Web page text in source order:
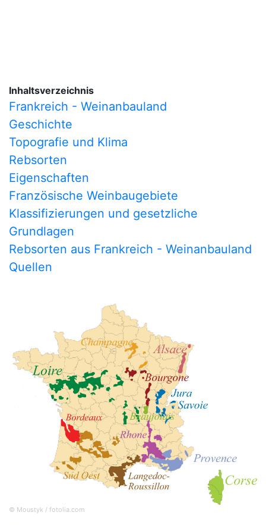
Inhaltsverzeichnis
Frankreich - Weinanbauland
Geschichte
Topografie und Klima
Rebsorten
Eigenschaften
Französische Weinbaugebiete
Klassifizierungen und gesetzliche
Grundlagen
Rebsorten aus Frankreich - Weinanbauland
Quellen
© Moustyk / fotolia.com